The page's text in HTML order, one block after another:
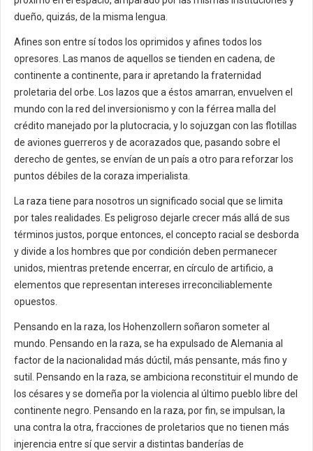
dueño, quizás, de la misma lengua.
Afines son entre sí todos los oprimidos y afines todos los
opresores. Las manos de aquellos se tienden en cadena, de
continente a continente, para ir apretando la fraternidad
proletaria del orbe. Los lazos que a éstos amarran, envuelven el
mundo con la red del inversionismo y con la férrea malla del
crédito manejado por la plutocracia, y lo sojuzgan con las flotillas
de aviones guerreros y de acorazados que, pasando sobre el
derecho de gentes, se envían de un país a otro para reforzar los
puntos débiles de la coraza imperialista.
La raza tiene para nosotros un significado social que se limita
por tales realidades. Es peligroso dejarle crecer más allá de sus
términos justos, porque entonces, el concepto racial se desborda
y divide a los hombres que por condición deben permanecer
unidos, mientras pretende encerrar, en círculo de artificio, a
elementos que representan intereses irreconciliablemente
opuestos.
Pensando en la raza, los Hohenzollern soñaron someter al
mundo. Pensando en la raza, se ha expulsado de Alemania al
factor de la nacionalidad más dúctil, más pensante, más fino y
sutil. Pensando en la raza, se ambiciona reconstituir el mundo de
los césares y se domeña por la violencia al último pueblo libre del
continente negro. Pensando en la raza, por fin, se impulsan, la
una contra la otra, fracciones de proletarios que no tienen más
injerencia entre sí que servir a distintas banderías de